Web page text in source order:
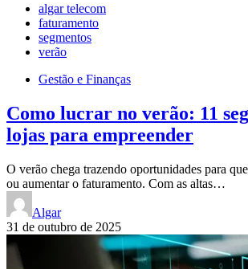
algar telecom
faturamento
segmentos
verão
Gestão e Finanças
Como lucrar no verão: 11
lojas para empreender
O verão chega trazendo oportunidades para
ou aumentar o faturamento. Com as altas…
Algar
31 de outubro de 2025